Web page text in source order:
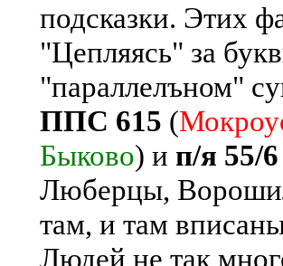
подсказки. Этих
"Цепляясь" за
"параллелъном"
ППС 615 (
Быково) и п/я 55/6
Люберцы,
там, и там
Людей не так